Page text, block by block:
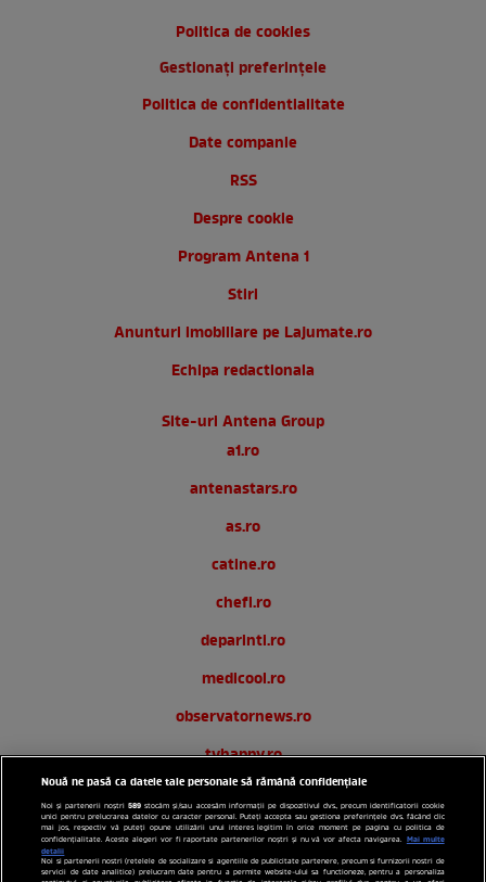
Politica de cookies
Gestionați preferințele
Politica de confidentialitate
Date companie
RSS
Despre cookie
Program Antena 1
Stiri
Anunturi imobiliare pe Lajumate.ro
Echipa redactionala
Site-uri Antena Group
a1.ro
antenastars.ro
as.ro
catine.ro
chefi.ro
deparinti.ro
medicool.ro
observatornews.ro
tvhappy.ro
useit.ro
zutv.ro
Trends AntenaPLAY
Nouă ne pasă ca datele tale personale să rămână confidențiale
Noi și partenerii noștri589 stocăm și/sau accesăm informații pe dispozitivul dvs., precum identificatorii cookie
unici pentru prelucrarea datelor cu caracter personal. Puteți accepta sau gestiona preferințele dvs. făcând clic
mai jos, respectiv vă puteți opune utilizării unui interes legitim în orice moment pe pagina cu politica de
confidențialitate. Aceste alegeri vor fi raportate partenerilor noștri și nu vă vor afecta navigarea. Mai multe
detalii
Noi si partenerii nostri (retelele de socializare si agentiile de publicitate partenere, precum si furnizorii nostri de
servicii de date analitice) prelucram date pentru a permite website-ului sa functioneze, pentru a personaliza